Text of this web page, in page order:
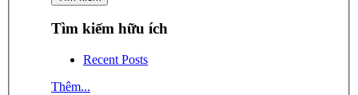
Tìm kiếm hữu ích
Recent Posts
Thêm...